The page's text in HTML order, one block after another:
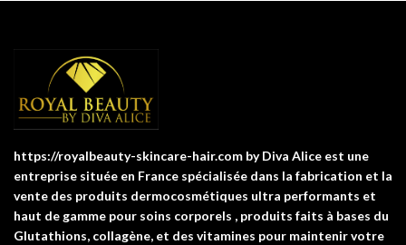
https://royalbeauty-skincare-hair.com by Diva Alice est une
entreprise située en France spécialisée dans la fabrication et la
vente des produits dermocosmétiques ultra performants et
haut de gamme pour soins corporels , produits faits à bases du
Glutathions, collagène, et des vitamines pour maintenir votre